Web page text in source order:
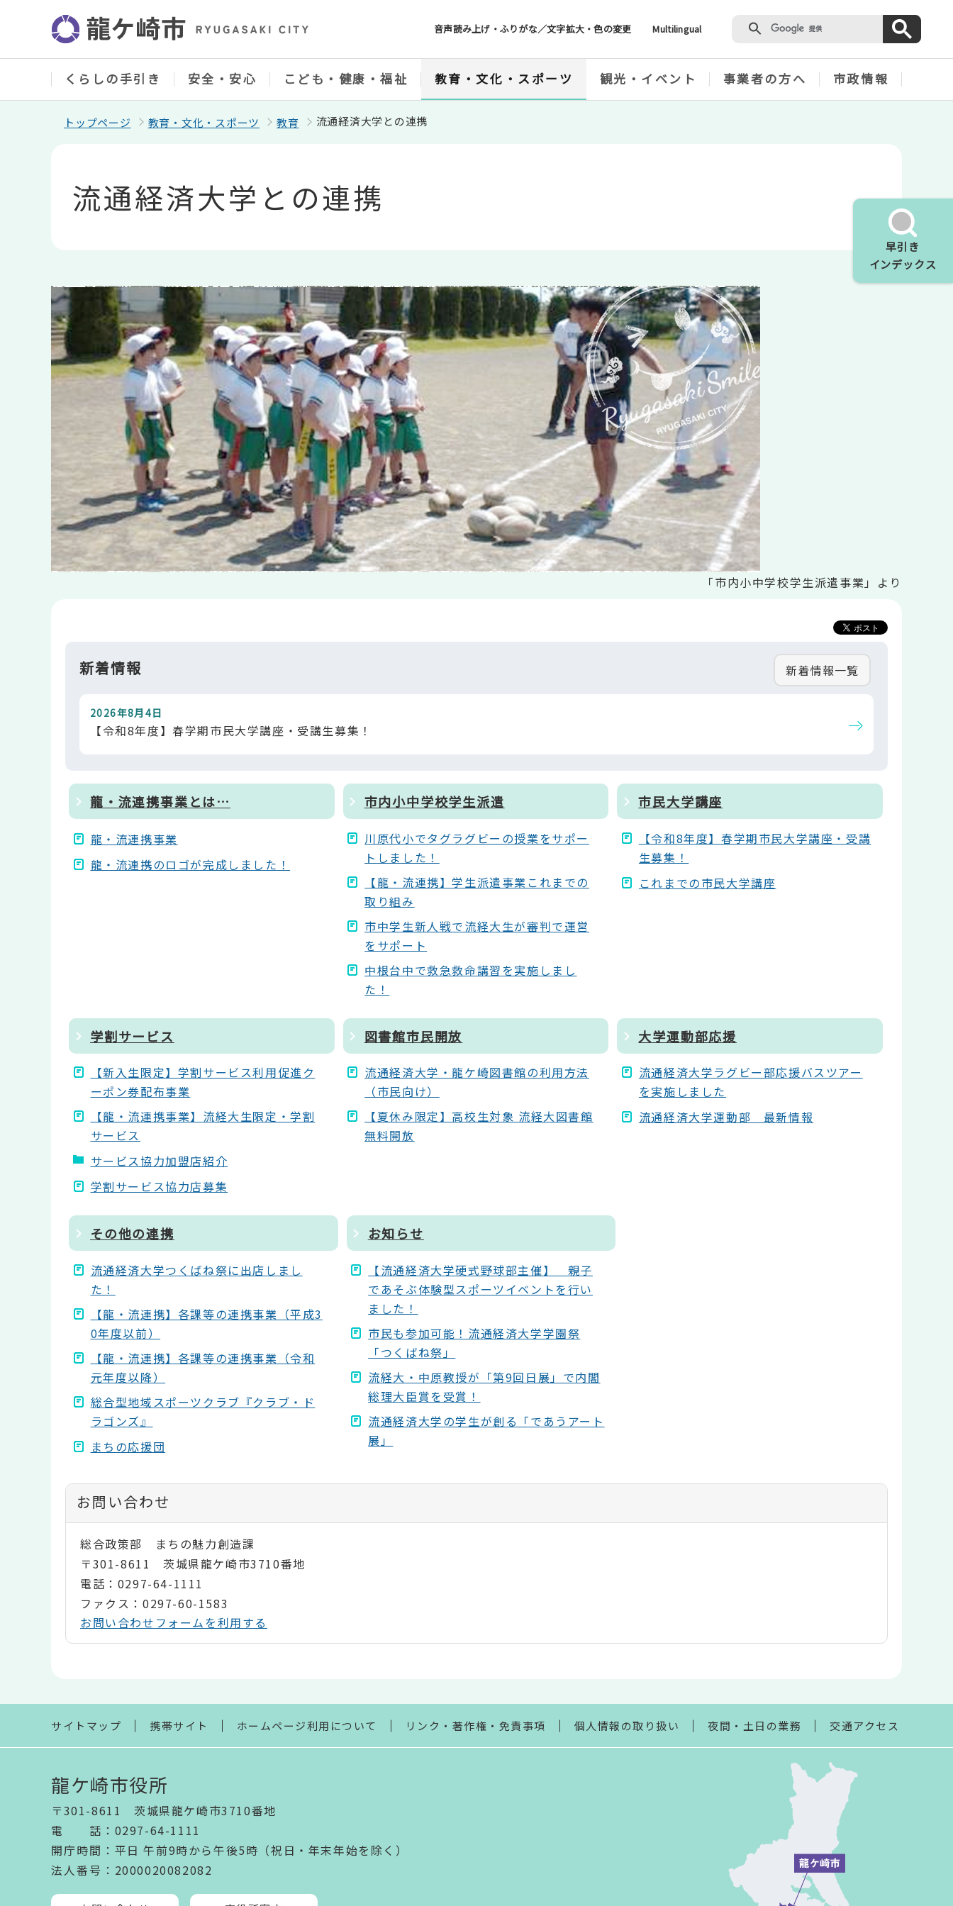
ジ
音声読み上げ・ふりがな／文字拡大・色の変更 Multilingual
早引き
インデックス
くらしの手引き 安全・安心 こども・健康・福祉 教育・文化・スポーツ 観光・イベント 事業者の方へ 市政情報
トップページ 教育・文化・スポーツ 教育 流通経済大学との連携
流通経済大学との連携
「市内小中学校学生派遣事業」より
新着情報 新着情報一覧
2026年8月4日
【令和8年度】春学期市民大学講座・受講生募集！
龍・流連携事業とは…
龍・流連携事業
龍・流連携のロゴが完成しました！
市内小中学校学生派遣
川原代小でタグラグビーの授業をサポー
トしました！
【龍・流連携】学生派遣事業これまでの
取り組み
市中学生新人戦で流経大生が審判で運営
をサポート
中根台中で救急救命講習を実施しまし
た！
市民大学講座
【令和8年度】春学期市民大学講座・受講
生募集！
これまでの市民大学講座
学割サービス
【新入生限定】学割サービス利用促進ク
ーポン券配布事業
【龍・流連携事業】流経大生限定・学割
サービス
サービス協力加盟店紹介
学割サービス協力店募集
図書館市民開放
流通経済大学・龍ケ崎図書館の利用方法
（市民向け）
【夏休み限定】高校生対象 流経大図書館
無料開放
大学運動部応援
流通経済大学ラグビー部応援バスツアー
を実施しました
流通経済大学運動部 最新情報
その他の連携
流通経済大学つくばね祭に出店しまし
た！
【龍・流連携】各課等の連携事業（平成3
0年度以前）
【龍・流連携】各課等の連携事業（令和
元年度以降）
総合型地域スポーツクラブ『クラブ・ド
ラゴンズ』
まちの応援団
お知らせ
【流通経済大学硬式野球部主催】 親子
であそぶ体験型スポーツイベントを行い
ました！
市民も参加可能！流通経済大学学園祭
「つくばね祭」
流経大・中原教授が「第9回日展」で内閣
総理大臣賞を受賞！
流通経済大学の学生が創る「であうアート
展」
お問い合わせ
総合政策部 まちの魅力創造課
〒301-8611 茨城県龍ケ崎市3710番地
電話：0297-64-1111
ファクス：0297-60-1583
お問い合わせフォームを利用する
ま
サイトマップ 携帯サイト ホームページ利用について リンク・著作権・免責事項 個人情報の取り扱い 夜間・土日の業務 交通アクセス
龍ケ崎市役所
〒301-8611 茨城県龍ケ崎市3710番地
電話 ： 0297-64-1111
開庁時間 ： 平日 午前9時から午後5時（祝日・年末年始を除く）
法人番号 ：2000020082082